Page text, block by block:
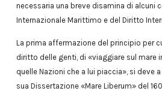
necessaria una breve disamina di alcuni
Internazionale Marittimo e del Diritto
La prima affermazione del principio per
diritto delle genti, di «viaggiare sul mare
quelle Nazioni che a lui piaccia», si deve a
sua Dissertazione «Mare Liberum» del